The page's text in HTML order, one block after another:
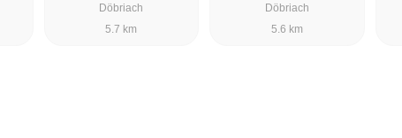
Döbriach
5.7 km
Döbriach
5.6 km